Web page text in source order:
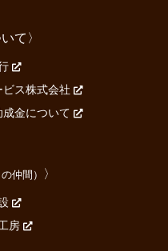
て〉
ス株式会社
金について
仲間） 〉
房